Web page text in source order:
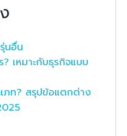
นอื่น
เหมาะกับธุรกิจแบบ
ภท? สรุปข้อแตกต่าง